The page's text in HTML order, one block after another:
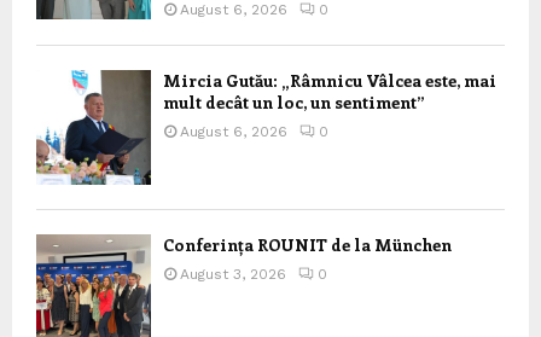
August 6, 2026 0
Mircia Gutău: „Râmnicu Vâlcea este, mai
mult decât un loc, un sentiment”
August 6, 2026 0
Conferința ROUNIT de la München
August 3, 2026 0